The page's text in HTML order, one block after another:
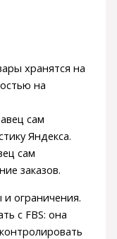
хранятся на
на
сам
Яндекса.
сам
заказов.
ограничения.
с FBS: она